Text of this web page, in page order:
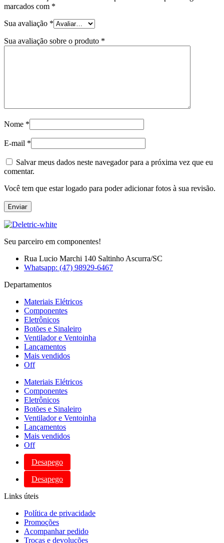
marcados com *
Sua avaliação *
Sua avaliação sobre o produto *
Nome *
E-mail *
Salvar meus dados neste navegador para a próxima vez que eu
comentar.
Você tem que estar logado para poder adicionar fotos à sua revisão.
Seu parceiro em componentes!
Rua Lucio Marchi 140 Saltinho Ascurra/SC
Whatsapp: (47) 98929-6467
Departamentos
Materiais Elétricos
Componentes
Eletrônicos
Botões e Sinaleiro
Ventilador e Ventoinha
Lançamentos
Mais vendidos
Off
Materiais Elétricos
Componentes
Eletrônicos
Botões e Sinaleiro
Ventilador e Ventoinha
Lançamentos
Mais vendidos
Off
Desapego
Desapego
Links úteis
Política de privacidade
Promoções
Acompanhar pedido
Trocas e devoluções